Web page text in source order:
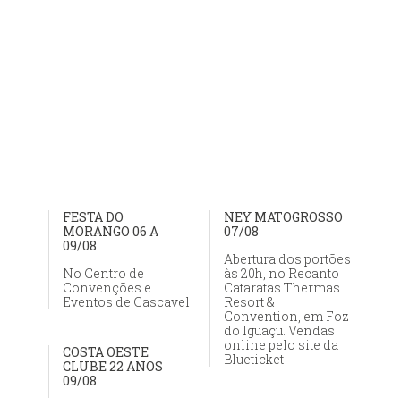
FESTA DO
MORANGO 06 A
09/08
No Centro de
Convenções e
Eventos de Cascavel
NEY MATOGROSSO
07/08
Abertura dos portões
às 20h, no Recanto
Cataratas Thermas
Resort &
Convention, em Foz
do Iguaçu. Vendas
online pelo site da
Blueticket
COSTA OESTE
CLUBE 22 ANOS
09/08